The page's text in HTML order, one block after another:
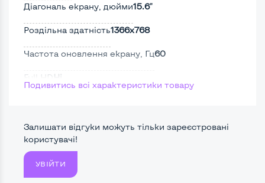
Діагональ екрану, дюйми15.6"
Роздільна здатність1366x768
Частота оновлення екрану, Гц60
Full HD Ні
Поверхня дисплеюМатова
Потужність:
Подивитись всі характеристики товару
Залишати відгуки можуть тільки зареєстровані
користувачі!
УВІЙТИ